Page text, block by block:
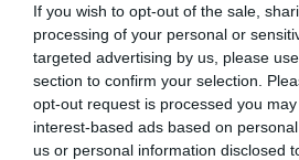
If you wish to opt-out of the sale,
processing of your personal or
targeted advertising by us, please
section to confirm your selection.
opt-out request is processed you
interest-based ads based on
us or personal information disclosed
HASONLÓ ÉRDEKESSÉGEK